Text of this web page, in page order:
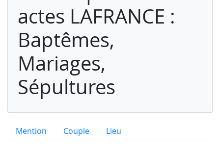
actes LAFRANCE :
Baptêmes,
Mariages,
Sépultures
Mention Couple Lieu